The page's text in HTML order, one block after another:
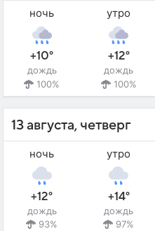
ночь
+10°
дождь
100%
утро
+12°
дождь
100%
13 августа, четверг
ночь
+12°
дождь
93%
утро
+14°
дождь
97%